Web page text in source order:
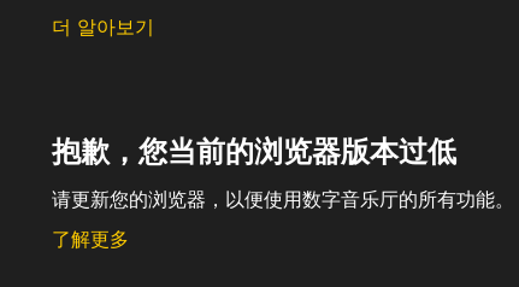
더 알아보기
抱歉，您当前的浏览器版本过低
请更新您的浏览器，以便使用数字音乐厅的所有功能。
了解更多